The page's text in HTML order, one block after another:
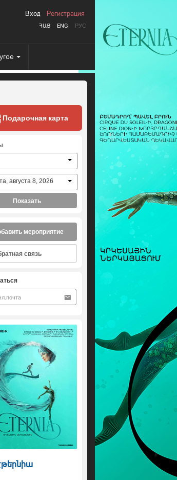
ՀԱՅ ENG РУС
Вход Регистрация
Подарочная карта
августа 8, 2026
Показать
мероприятие
связь